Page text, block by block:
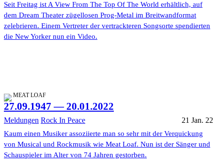
Seit Freitag ist A View From The Top Of The World erhältlich, auf
dem Dream Theater zügellosen Prog-Metal im Breitwandformat
zelebrieren. Einem Vertreter der vertrackteren Songsorte spendierten
die New Yorker nun ein Video.
MEAT LOAF
27.09.1947 — 20.01.2022
Meldungen Rock In Peace 21 Jan. 22
Kaum einen Musiker assoziierte man so sehr mit der Verquickung
von Musical und Rockmusik wie Meat Loaf. Nun ist der Sänger und
Schauspieler im Alter von 74 Jahren gestorben.